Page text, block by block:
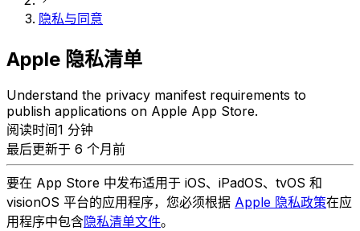
隐私与同意
Apple 隐私清单
Understand the privacy manifest requirements to
publish applications on Apple App Store.
阅读时间1 分钟
最后更新于 6 个月前
要在 App Store 中发布适用于 iOS、iPadOS、tvOS 和
visionOS 平台的应用程序，您必须根据 Apple 隐私政策在应
用程序中包含隐私清单文件。